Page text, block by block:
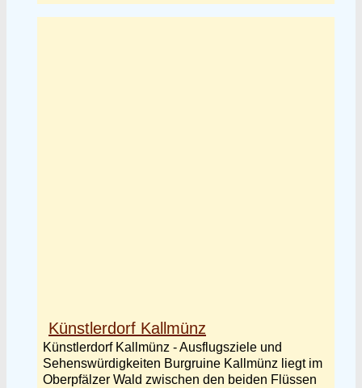
Künstlerdorf Kallmünz
Künstlerdorf Kallmünz - Ausflugsziele und
Sehenswürdigkeiten Burgruine Kallmünz liegt im
Oberpfälzer Wald zwischen den beiden Flüssen